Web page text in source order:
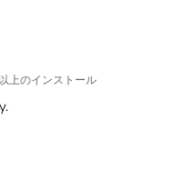
上のインストール